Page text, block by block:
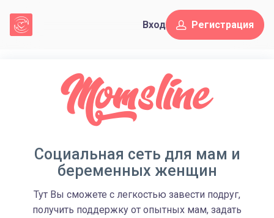
Вход Регистрация
Социальная сеть для мам и
беременных женщин
Тут Вы сможете с легкостью завести подруг,
получить поддержку от опытных мам, задать